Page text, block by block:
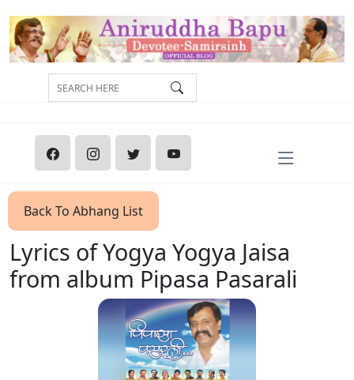
Back To Abhang List
Lyrics of Yogya Yogya Jaisa
from album Pipasa Pasarali